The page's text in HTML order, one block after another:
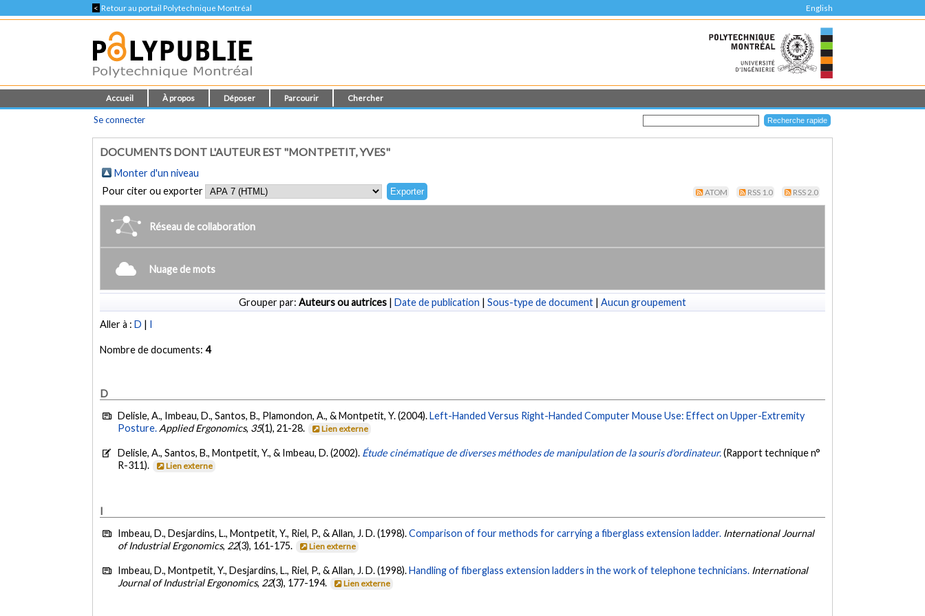
< Retour au portail Polytechnique Montréal English
Accueil À propos Déposer Parcourir Chercher
Se connecter
DOCUMENTS DONT L'AUTEUR EST "MONTPETIT, YVES"
Monter d'un niveau
Pour citer ou exporter
ATOM RSS 1.0 RSS 2.0
Réseau de collaboration
Nuage de mots
Grouper par: Auteurs ou autrices | Date de publication | Sous-type de document | Aucun groupement
Aller à :D | I
Nombre de documents:4
D
Delisle, A., Imbeau, D., Santos, B., Plamondon, A., & Montpetit, Y. (2004).Left-Handed Versus Right-Handed Computer Mouse Use: Effect on Upper-Extremity
Posture. Applied Ergonomics, 35(1), 21-28. Lien externe
Delisle, A., Santos, B., Montpetit, Y., & Imbeau, D. (2002). Étude cinématique de diverses méthodes de manipulation de la souris d'ordinateur.(Rapport technique n°
R-311).
Lien externe
I
Imbeau, D., Desjardins, L., Montpetit, Y., Riel, P., & Allan, J. D. (1998).Comparison of four methods for carrying a fiberglass extension ladder. International Journal
of Industrial Ergonomics, 22(3), 161-175. Lien externe
Imbeau, D., Montpetit, Y., Desjardins, L., Riel, P., & Allan, J. D. (1998).Handling of fiberglass extension ladders in the work of telephone technicians. International
Journal of Industrial Ergonomics, 22(3), 177-194. Lien externe